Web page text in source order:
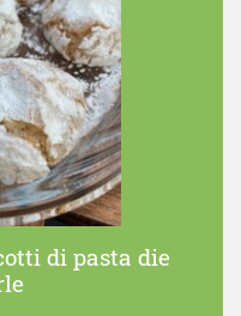
di pasta die